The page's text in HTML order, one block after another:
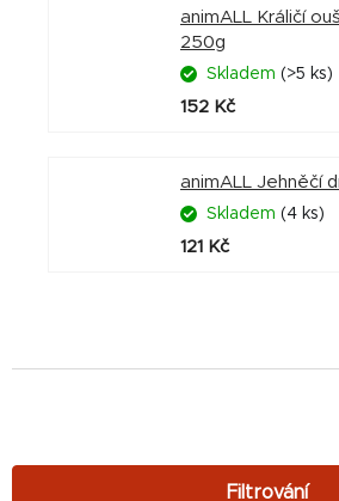
animALL Králičí
250g
Skladem (>5 ks)
152 Kč
animALL Jehněčí
Skladem (4 ks)
121 Kč